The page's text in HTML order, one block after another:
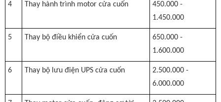
4 Thay hành trình motor cửa cuốn
450.000 -
1.450.000
5 Thay bộ điều khiển cửa cuốn
650.000 -
1.600.000
6 Thay bộ lưu điện UPS cửa cuốn
2.500.000 -
6.000.000